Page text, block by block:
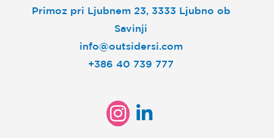
Primoz pri Ljubnem 23, 3333 Ljubno ob
Savinji
info@outsidersi.com
+386 40 739 777